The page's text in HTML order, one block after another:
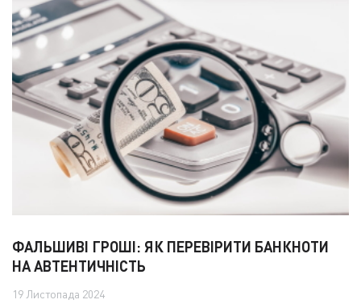
ФАЛЬШИВІ ГРОШІ: ЯК ПЕРЕВІРИТИ БАНКНОТИ
НА АВТЕНТИЧНІСТЬ
19 Листопада 2024